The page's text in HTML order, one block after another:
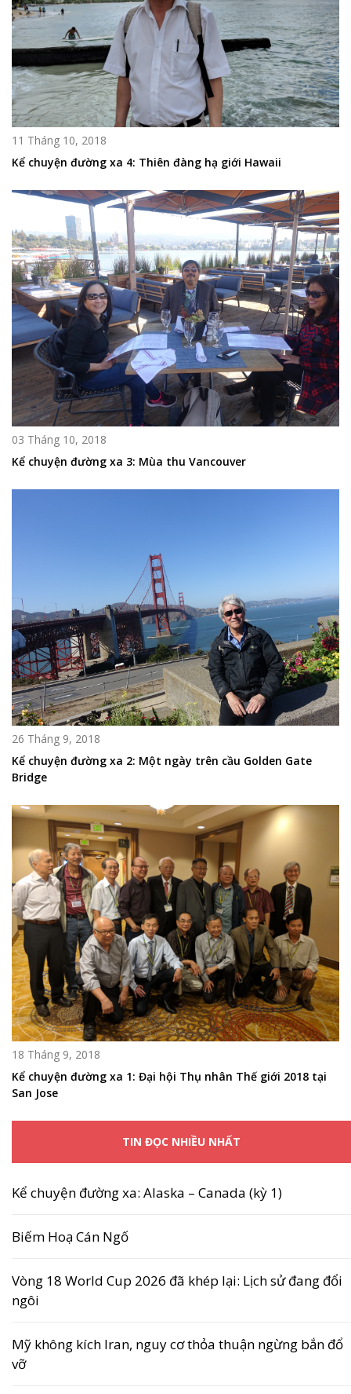
11 Tháng 10, 2018
Kể chuyện đường xa 4: Thiên đàng hạ giới Hawaii
03 Tháng 10, 2018
Kể chuyện đường xa 3: Mùa thu Vancouver
26 Tháng 9, 2018
Kể chuyện đường xa 2: Một ngày trên cầu Golden Gate
Bridge
18 Tháng 9, 2018
Kể chuyện đường xa 1: Đại hội Thụ nhân Thế giới 2018 tại
San Jose
TIN ĐỌC NHIỀU NHẤT
Kể chuyện đường xa: Alaska – Canada (kỳ 1)
Biếm Hoạ Cán Ngố
Vòng 18 World Cup 2026 đã khép lại: Lịch sử đang đổi
ngôi
Mỹ không kích Iran, nguy cơ thỏa thuận ngừng bắn đổ
vỡ